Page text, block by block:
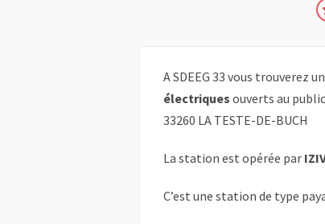
A SDEEG 33 vous trouverez
électriques ouverts au
33260 LA TESTE-DE-BUCH
La station est opérée par
C’est une station de type